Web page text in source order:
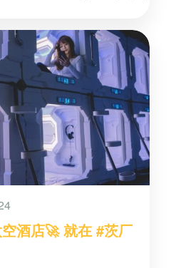
空酒店🚀 就在 #茨厂